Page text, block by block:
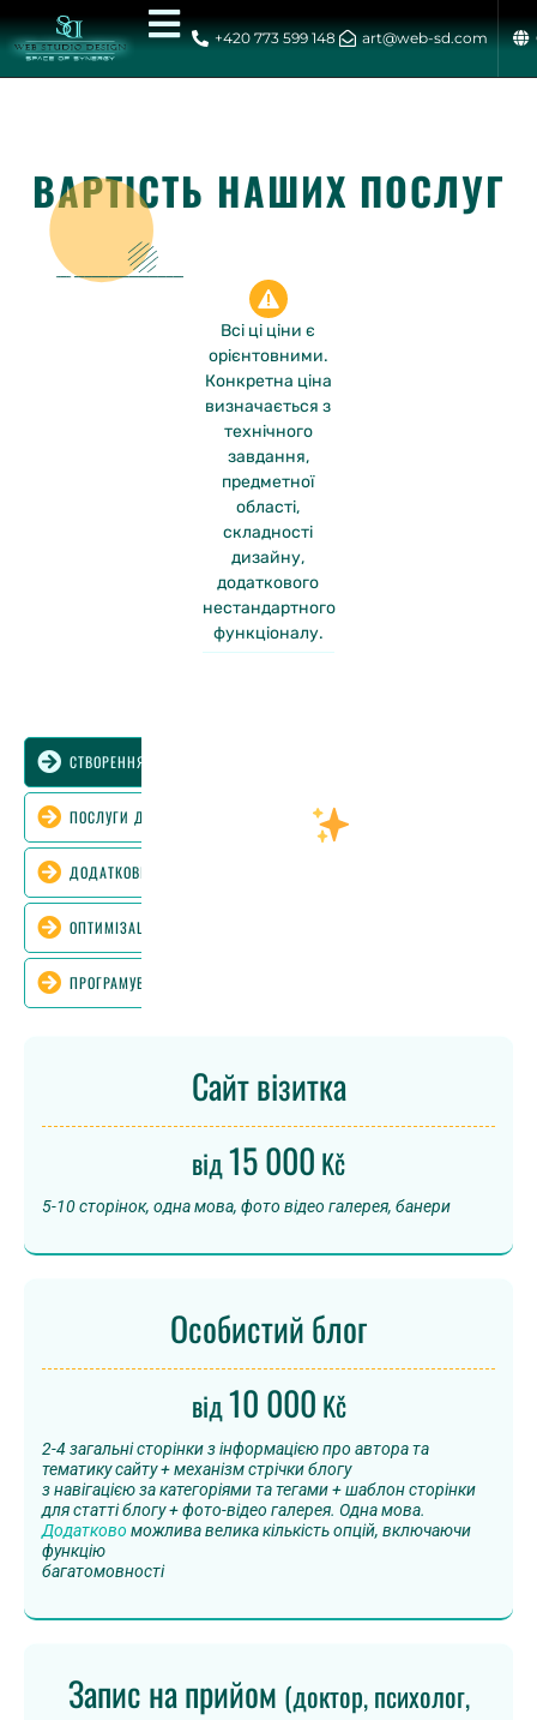
+420 773 599 148 art@web-sd.com
ВАРТІСТЬ НАШИХ ПОСЛУГ
Всі ці ціни є
орієнтовними.
Конкретна ціна
визначається з
технічного
завдання,
предметної
області,
складності
дизайну,
додаткового
нестандартного
функціоналу.
СТВОРЕННЯ САЙТІВ
ПОСЛУГИ ДЛЯ ДРОПШИПІНГУ
ДОДАТКОВІ ПОСЛУГИ ДО САЙТІВ
ОПТИМІЗАЦІЯ ТА ПРОСУВАННЯ
ПРОГРАМУВАННЯ ТА АВТОМАТИЗАЦІЯ
Сайт візитка
від15 000 Kč
5-10 сторінок, одна мова, фото відео галерея, банери
Особистий блог
від10 000 Kč
2-4 загальні сторінки з інформацією про автора та
тематику сайту + механізм стрічки блогу
з навігацією за категоріями та тегами + шаблон сторінки
для статті блогу + фото-відео галерея. Одна мова.
Додатково можлива велика кількість опцій, включаючи
функцію
багатомовності
Запис на прийом (доктор, психолог,